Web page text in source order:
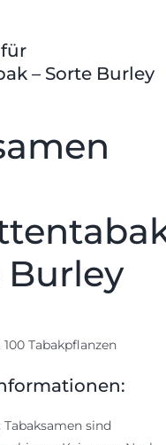
– Sorte Burley
Burley
Tabakpflanzen
Tabaksamen sind